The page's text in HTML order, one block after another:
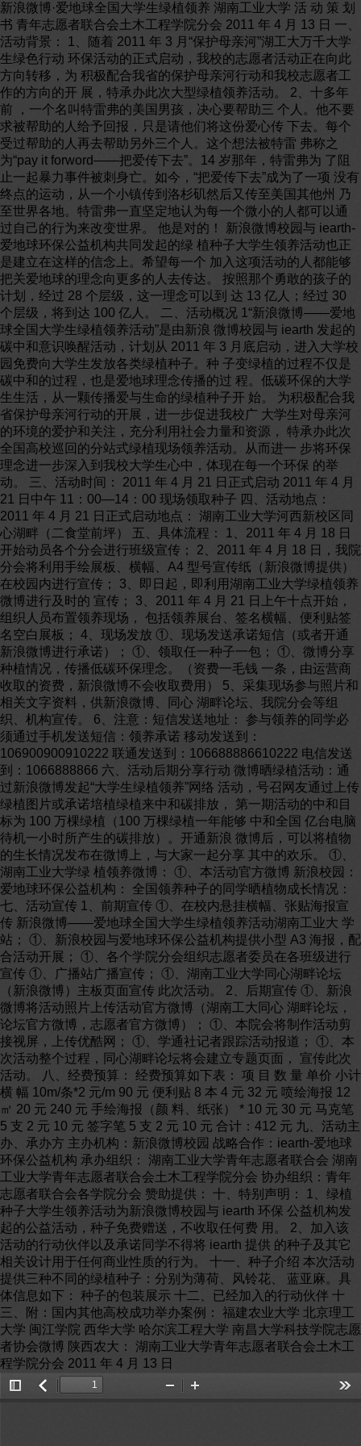
新浪微博·爱地球全国大学生绿植领养 湖南工业大学 活 动 策 划
书 青年志愿者联合会土木工程学院分会 2011 年 4 月 13 日 一、
活动背景： 1、随着 2011 年 3 月“保护母亲河”湖工大万千大学
生绿色行动 环保活动的正式启动，我校的志愿者活动正在向此
方向转移，为 积极配合我省的保护母亲河行动和我校志愿者工
作的方向的开 展，特承办此次大型绿植领养活动。 2、十多年
前 ，一个名叫特雷弗的美国男孩，决心要帮助三 个人。他不要
求被帮助的人给予回报，只是请他们将这份爱心传 下去。每个
受过帮助的人再去帮助另外三个人。这个想法被特雷 弗称之
为“pay it forword——把爱传下去”。14 岁那年，特雷弗为 了阻
止一起暴力事件被刺身亡。如今，“把爱传下去”成为了一项 没有
终点的运动，从一个小镇传到洛杉矶然后又传至美国其他州 乃
至世界各地。特雷弗一直坚定地认为每一个微小的人都可以通
过自己的行为来改变世界。 他是对的！ 新浪微博校园与 iearth-
爱地球环保公益机构共同发起的绿 植种子大学生领养活动也正
是建立在这样的信念上。希望每一个 加入这项活动的人都能够
把关爱地球的理念向更多的人去传达。 按照那个勇敢的孩子的
计划，经过 28 个层级，这一理念可以到 达 13 亿人；经过 30
个层级，将到达 100 亿人。 二、活动概况 1“新浪微博——爱地
球全国大学生绿植领养活动”是由新浪 微博校园与 iearth 发起的
碳中和意识唤醒活动，计划从 2011 年 3 月底启动，进入大学校
园免费向大学生发放各类绿植种子。种 子变绿植的过程不仅是
碳中和的过程，也是爱地球理念传播的过 程。低碳环保的大学
生生活，从一颗传播爱与生命的绿植种子开 始。 为积极配合我
省保护母亲河行动的开展，进一步促进我校广 大学生对母亲河
的环境的爱护和关注，充分利用社会力量和资源， 特承办此次
全国高校巡回的分站式绿植现场领养活动。从而进一 步将环保
理念进一步深入到我校大学生心中，体现在每一个环保 的举
动。 三、活动时间： 2011 年 4 月 21 日正式启动 2011 年 4 月
21 日中午 11：00—14：00 现场领取种子 四、活动地点：
2011 年 4 月 21 日正式启动地点： 湖南工业大学河西新校区同
心湖畔（二食堂前坪） 五、具体流程： 1、2011 年 4 月 18 日
开始动员各个分会进行班级宣传； 2、2011 年 4 月 18 日，我院
分会将利用手绘展板、横幅、A4 型号宣传纸（新浪微博提供）
在校园内进行宣传； 3、即日起，即利用湖南工业大学绿植领养
微博进行及时的 宣传； 3、2011 年 4 月 21 日上午十点开始，
组织人员布置领养现场， 包括领养展台、签名横幅、便利贴签
名空白展板； 4、现场发放 ①、现场发送承诺短信（或者开通
新浪微博进行承诺）； ①、领取任一种子一包； ①、微博分享
种植情况，传播低碳环保理念。（资费一毛钱 一条，由运营商
收取的资费，新浪微博不会收取费用） 5、采集现场参与照片和
相关文字资料，供新浪微博、同心 湖畔论坛、我院分会等组
织、机构宣传。 6、注意：短信发送地址： 参与领养的同学必
须通过手机发送短信：领养承诺 移动发送到：
106900900910222 联通发送到：106688886610222 电信发送
到：1066888866 六、活动后期分享行动 微博晒绿植活动：通
过新浪微博发起“大学生绿植领养”网络 活动，号召网友通过上传
绿植图片或承诺培植绿植来中和碳排放， 第一期活动的中和目
标为 100 万棵绿植（100 万棵绿植一年能够 中和全国 亿台电脑
待机一小时所产生的碳排放）。开通新浪 微博后，可以将植物
的生长情况发布在微博上，与大家一起分享 其中的欢乐。 ①、
湖南工业大学绿 植领养微博： ①、本活动官方微博 新浪校园：
爱地球环保公益机构： 全国领养种子的同学晒植物成长情况：
七、活动宣传 1、前期宣传 ①、在校内悬挂横幅、张贴海报宣
传 新浪微博——爱地球全国大学生绿植领养活动湖南工业大 学
站； ①、新浪校园与爱地球环保公益机构提供小型 A3 海报，配
合活动开展； ①、各个学院分会组织志愿者委员在各班级进行
宣传 ①、广播站广播宣传； ①、湖南工业大学同心湖畔论坛
（新浪微博）主板页面宣传 此次活动。 2、后期宣传 ①、新浪
微博将活动照片上传活动官方微博（湖南工大同心 湖畔论坛，
论坛官方微博，志愿者官方微博）； ①、本院会将制作活动剪
接视屏，上传优酷网； ①、学通社记者跟踪活动报道； ①、本
次活动整个过程，同心湖畔论坛将会建立专题页面， 宣传此次
活动。 八、经费预算： 经费预算如下表： 项 目 数 量 单价 小计
横 幅 10m/条*2 元/m 90 元 便利贴 8 本 4 元 32 元 喷绘海报 12
㎡ 20 元 240 元 手绘海报（颜 料、纸张） * 10 元 30 元 马克笔
5 支 2 元 10 元 签字笔 5 支 2 元 10 元 合计：412 元 九、活动主
办、承办方 主办机构：新浪微博校园 战略合作：iearth-爱地球
环保公益机构 承办组织： 湖南工业大学青年志愿者联合会 湖南
工业大学青年志愿者联合会土木工程学院分会 协办组织：青年
志愿者联合会各学院分会 赞助提供： 十、特别声明： 1、绿植
种子大学生领养活动为新浪微博校园与 iearth 环保 公益机构发
起的公益活动，种子免费赠送，不收取任何费 用。 2、加入该
活动的行动伙伴以及承诺同学不得将 iearth 提供 的种子及其它
相关设计用于任何商业性质的行为。 十一、种子介绍 本次活动
提供三种不同的绿植种子：分别为薄荷、风铃花、 蓝亚麻。具
体信息如下： 种子的包装展示 十二、已经加入的行动伙伴 十
三、附：国内其他高校成功举办案例： 福建农业大学 北京理工
大学 闽江学院 西华大学 哈尔滨工程大学 南昌大学科技学院志愿
者协会微博 陕西农大： 湖南工业大学青年志愿者联合会土木工
程学院分会 2011 年 4 月 13 日
Toggle返
Zoom